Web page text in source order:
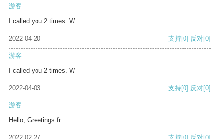
游客
I called you 2 times. W
2022-04-20 支持[0] 反对[0]
游客
I called you 2 times. W
2022-04-03 支持[0] 反对[0]
游客
Hello, Greetings fr
2022-02-27 支持[0] 反对[0]